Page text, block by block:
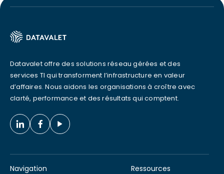
Datavalet offre des solutions réseau gérées et des
services TI qui transforment l’infrastructure en valeur
d’affaires. Nous aidons les organisations à croître avec
clarté, performance et des résultats qui comptent.
Navigation Ressources